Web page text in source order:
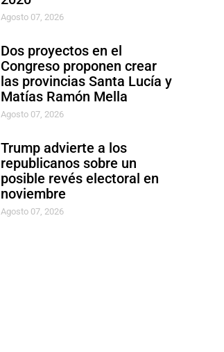
Agosto 07, 2026
Dos proyectos en el
Congreso proponen crear
las provincias Santa Lucía y
Matías Ramón Mella
Agosto 07, 2026
Trump advierte a los
republicanos sobre un
posible revés electoral en
noviembre
Agosto 07, 2026